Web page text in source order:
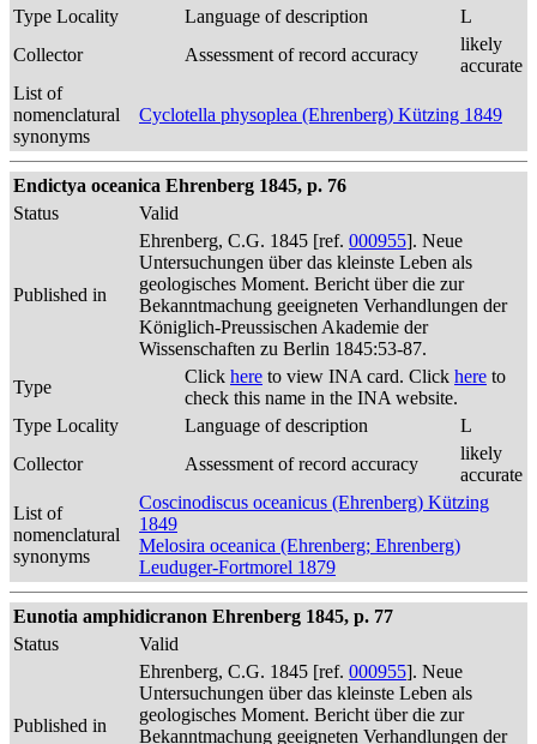
Type Locality
Language of description
L
Collector
Assessment of record accuracy
likely
accurate
List of
nomenclatural
synonyms
Cyclotella physoplea (Ehrenberg) Kützing 1849
Endictya oceanica Ehrenberg 1845, p. 76
Status
Valid
Published in
Ehrenberg, C.G. 1845 [ref. 000955]. Neue
Untersuchungen über das kleinste Leben als
geologisches Moment. Bericht über die zur
Bekanntmachung geeigneten Verhandlungen der
Königlich-Preussischen Akademie der
Wissenschaften zu Berlin 1845:53-87.
Type
Click here to view INA card. Click here to
check this name in the INA website.
Type Locality
Language of description
L
Collector
Assessment of record accuracy
likely
accurate
List of
nomenclatural
synonyms
Coscinodiscus oceanicus (Ehrenberg) Kützing
1849
Melosira oceanica (Ehrenberg; Ehrenberg)
Leuduger-Fortmorel 1879
Eunotia amphidicranon Ehrenberg 1845, p. 77
Status
Valid
Published in
Ehrenberg, C.G. 1845 [ref. 000955]. Neue
Untersuchungen über das kleinste Leben als
geologisches Moment. Bericht über die zur
Bekanntmachung geeigneten Verhandlungen der